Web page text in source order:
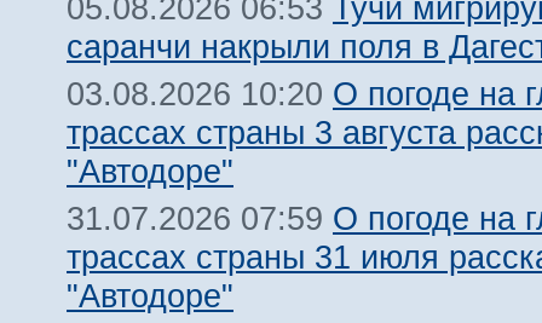
05.08.2026 06:53 Тучи
саранчи накрыли поля в
03.08.2026 10:20 О погоде на
трассах страны 3 августа
"Автодоре"
31.07.2026 07:59 О погоде на
трассах страны 31 июля
"Автодоре"